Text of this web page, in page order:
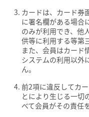
カードは、カード券
に署名欄がある場合
のみが利用でき、他
供等に利用する等第
また、会員はカード
システムの利用以外
ん。
前2項に違反してカ
とにより生じる一切
べて会員がその責任